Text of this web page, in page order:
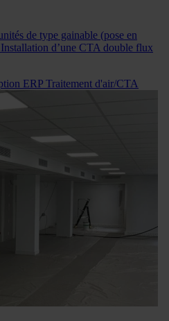
de type gainable (pose en
d’une CTA double flux
ERP Traitement d'air/CTA